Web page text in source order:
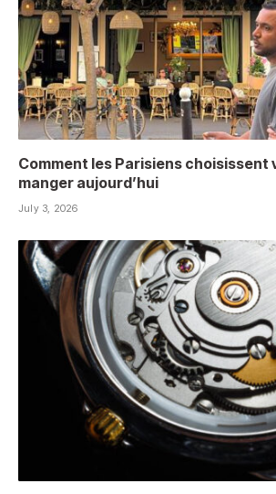
Comment les Parisiens choisissent
manger aujourd’hui
July 3, 2026